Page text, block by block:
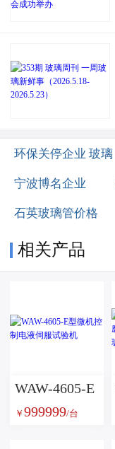
环保关停企业 玻璃
宁波博名企业
石英玻璃管价格
相关产品
WAW-4605-E
型微机控制
￥ 999999/台